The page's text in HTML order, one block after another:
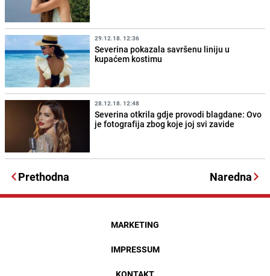
29.12.18. 12:36
Severina pokazala savršenu liniju u
kupaćem kostimu
28.12.18. 12:48
Severina otkrila gdje provodi blagdane: Ovo
je fotografija zbog koje joj svi zavide
Prethodna Naredna
MARKETING
IMPRESSUM